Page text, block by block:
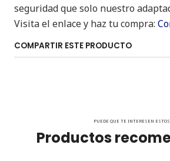
seguridad que solo nuestro
Visita el enlace y haz tu compra:
COMPARTIR ESTE PRODUCTO
PUEDE QUE TE INTERESEN ESTOS
Productos